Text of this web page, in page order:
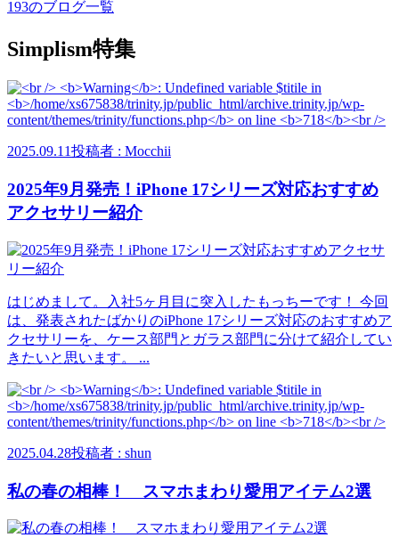
193のブログ一覧
Simplism特集
2025.09.11投稿者 : Mocchii
2025年9月発売！iPhone 17シリーズ対応おすすめ
アクセサリー紹介
はじめまして。入社5ヶ月目に突入したもっちーです！ 今回
は、発表されたばかりのiPhone 17シリーズ対応のおすすめア
クセサリーを、ケース部門とガラス部門に分けて紹介してい
きたいと思います。 ...
2025.04.28投稿者 : shun
私の春の相棒！ スマホまわり愛用アイテム2選